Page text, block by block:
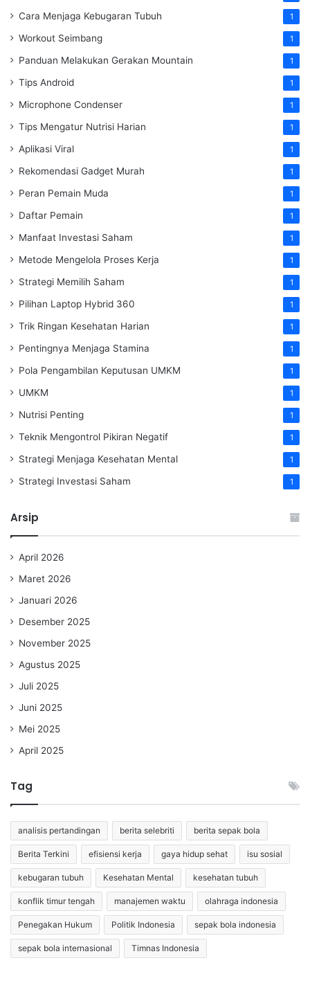
Cara Menjaga Kebugaran Tubuh 1
Workout Seimbang 1
Panduan Melakukan Gerakan Mountain 1
Tips Android 1
Microphone Condenser 1
Tips Mengatur Nutrisi Harian 1
Aplikasi Viral 1
Rekomendasi Gadget Murah 1
Peran Pemain Muda 1
Daftar Pemain 1
Manfaat Investasi Saham 1
Metode Mengelola Proses Kerja 1
Strategi Memilih Saham 1
Pilihan Laptop Hybrid 360 1
Trik Ringan Kesehatan Harian 1
Pentingnya Menjaga Stamina 1
Pola Pengambilan Keputusan UMKM 1
UMKM 1
Nutrisi Penting 1
Teknik Mengontrol Pikiran Negatif 1
Strategi Menjaga Kesehatan Mental 1
Strategi Investasi Saham 1
Arsip
April 2026
Maret 2026
Januari 2026
Desember 2025
November 2025
Agustus 2025
Juli 2025
Juni 2025
Mei 2025
April 2025
Tag
analisis pertandingan berita selebriti berita sepak bola
Berita Terkini efisiensi kerja gaya hidup sehat isu sosial
kebugaran tubuh Kesehatan Mental kesehatan tubuh
konflik timur tengah manajemen waktu olahraga indonesia
Penegakan Hukum Politik Indonesia sepak bola indonesia
sepak bola internasional Timnas Indonesia